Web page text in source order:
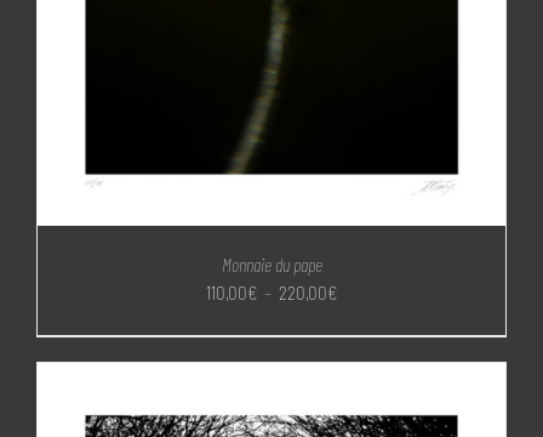
Monnaie du pape
110,00€ – 220,00€
prix :
220,00€